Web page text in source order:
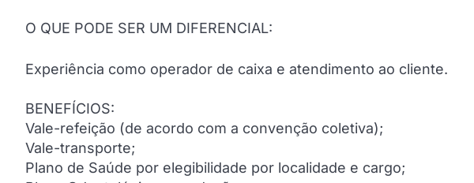
O QUE PODE SER UM DIFERENCIAL:
Experiência como operador de caixa e atendimento ao cliente.
BENEFÍCIOS:
Vale-refeição (de acordo com a convenção coletiva);
Vale-transporte;
Plano de Saúde por elegibilidade por localidade e cargo;